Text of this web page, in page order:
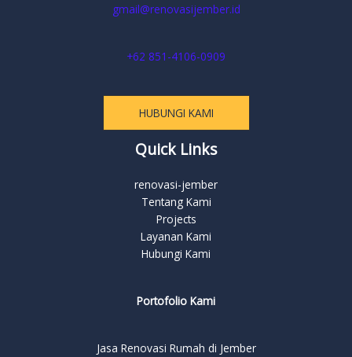
gmail@renovasijember.id
+62 851-4106-0909
HUBUNGI KAMI
Quick Links
renovasi-jember
Tentang Kami
Projects
Layanan Kami
Hubungi Kami
Portofolio Kami
Jasa Renovasi Rumah di Jember